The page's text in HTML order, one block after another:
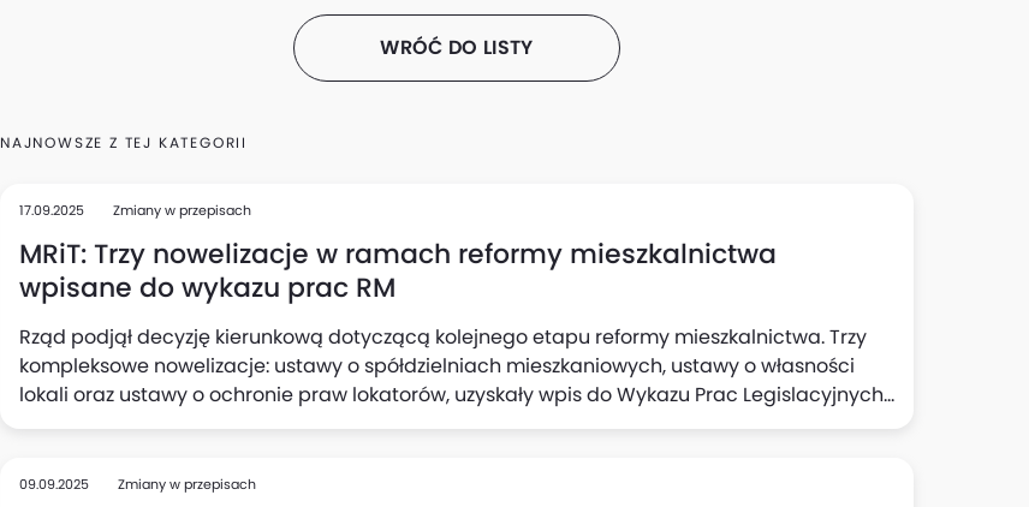
WRÓĆ DO LISTY
NAJNOWSZE Z TEJ KATEGORII
17.09.2025 Zmiany w przepisach
MRiT: Trzy nowelizacje w ramach reformy mieszkalnictwa
wpisane do wykazu prac RM
Rząd podjął decyzję kierunkową dotyczącą kolejnego etapu reformy mieszkalnictwa. Trzy
kompleksowe nowelizacje: ustawy o spółdzielniach mieszkaniowych, ustawy o własności
lokali oraz ustawy o ochronie praw lokatorów, uzyskały wpis do Wykazu Prac Legislacyjnych i
Programowych Rady Ministrów, co oznacza przejście od fazy koncepcyjnej do etapu
najbliższych tygodniach resort skieruje cały gotowy pakiet do konsultacji społecznych.
09.09.2025 Zmiany w przepisach